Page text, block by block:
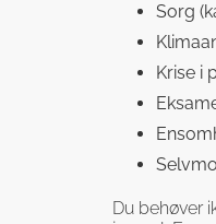
Sorg
Krise i
Du behøver